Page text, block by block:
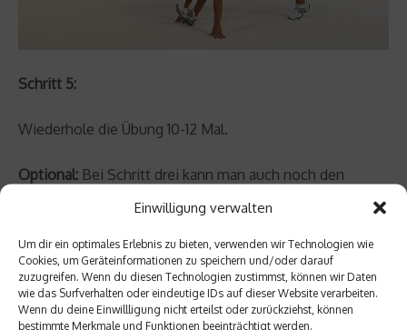
Einwilligung verwalten
Um dir ein optimales Erlebnis zu bieten, verwenden wir Technologien wie
Cookies, um Geräteinformationen zu speichern und/oder darauf
zuzugreifen. Wenn du diesen Technologien zustimmst, können wir Daten
wie das Surfverhalten oder eindeutige IDs auf dieser Website verarbeiten.
Wenn du deine Einwillligung nicht erteilst oder zurückziehst, können
bestimmte Merkmale und Funktionen beeinträchtigt werden.
Schritt 5:
Wiederhole die Übung 10-12 Mal.
Optional: Bei Schritt drei kann man auch noch den
Oberkörper drehen und die Hand der Seite des vorderen
Beins (linkes Bein vorne = linke Hand, rechts Bein vorne
= rechte Hand) und die Hüfte in Richtung Himmel
schieben.
Tipp:Halte dein Bein hinten gerade und lass dein Knie